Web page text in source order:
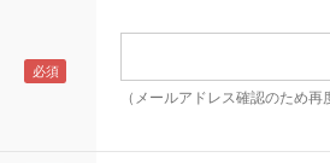
（メールアドレス確認のため